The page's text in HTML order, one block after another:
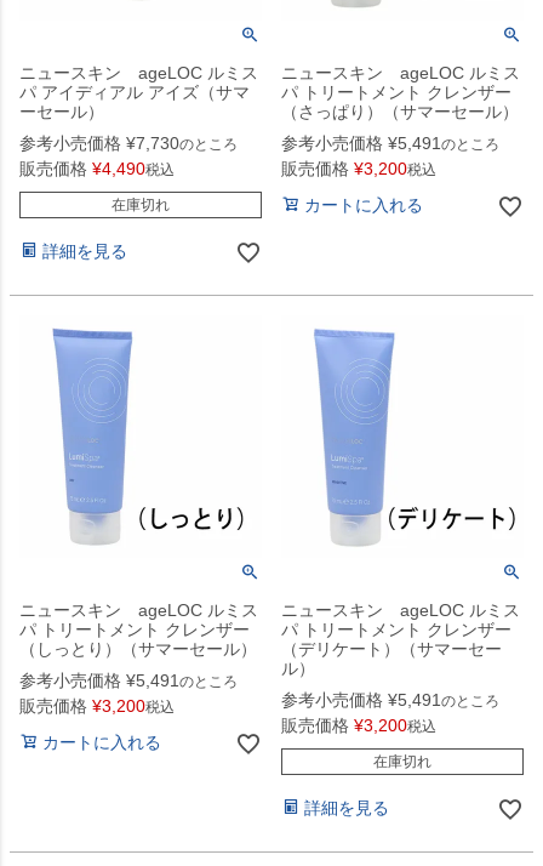
ニュースキン ageLOC ルミス
パ アイディアル アイズ（サマ
ーセール）
参考小売価格 ¥7,730のところ
販売価格 ¥4,490税込
在庫切れ
詳細を見る
ニュースキン ageLOC ルミス
パ トリートメント クレンザー
（さっぱり）（サマーセール）
参考小売価格 ¥5,491 のところ
販売価格 ¥3,200税込
カートに入れる
ニュースキン ageLOC ルミス
パ トリートメント クレンザー
（しっとり）（サマーセール）
参考小売価格 ¥5,491 のところ
販売価格 ¥3,200税込
カートに入れる
ニュースキン ageLOC ルミス
パ トリートメント クレンザー
（デリケート）（サマーセー
ル）
参考小売価格 ¥5,491 のところ
販売価格 ¥3,200税込
在庫切れ
詳細を見る